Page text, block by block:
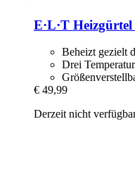
E·L·T
Beheizt gezielt
Drei
€ 49,99
Derzeit nicht